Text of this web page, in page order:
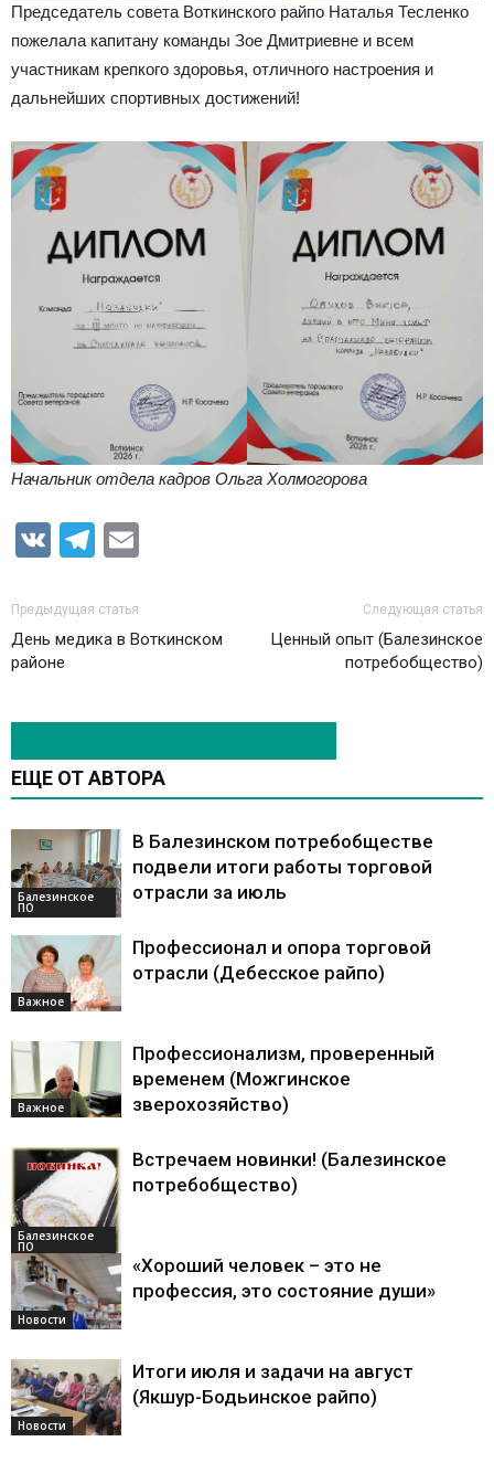
Председатель совета Воткинского райпо Наталья Тесленко
пожелала капитану команды Зое Дмитриевне и всем
участникам крепкого здоровья, отличного настроения и
дальнейших спортивных достижений!
Начальник отдела кадров Ольга Холмогорова
VK Telegram
Предыдущая статья
День медика в Воткинском
районе
Следующая статья
Ценный опыт (Балезинское
потребобщество)
ЕЩЕ ОТ АВТОРА
Балезинское
ПО
В Балезинском потребобществе
подвели итоги работы торговой
отрасли за июль
Важное
Профессионал и опора торговой
отрасли (Дебесское райпо)
Важное
Профессионализм, проверенный
временем (Можгинское
зверохозяйство)
Балезинское
ПО
Встречаем новинки! (Балезинское
потребобщество)
Новости
«Хороший человек – это не
профессия, это состояние души»
Новости
Итоги июля и задачи на август
(Якшур-Бодьинское райпо)